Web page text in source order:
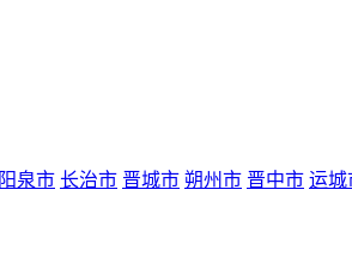
阳泉市 长治市 晋城市 朔州市 晋中市 运城